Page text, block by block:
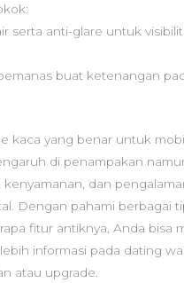
serta anti-glare untuk
buat ketenangan
kaca yang benar untuk
di penampakan
kenyamanan, dan
Dengan pahami berbagai
fitur antiknya, Anda bisa
informasi pada dating
atau upgrade.